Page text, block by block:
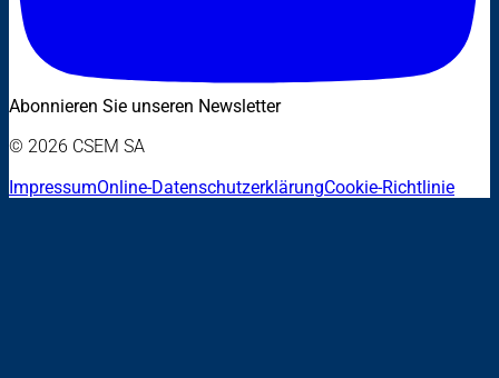
Abonnieren Sie unseren Newsletter
© 2026 CSEM SA
ImpressumOnline-DatenschutzerklärungCookie-Richtlinie